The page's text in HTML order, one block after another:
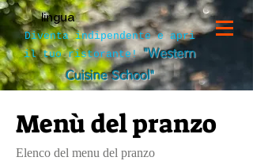
Diventa indipendente e apri
il tuo ristorante! "Western
Cuisine School"
lingua
Menù del pranzo
Elenco del menu del pranzo